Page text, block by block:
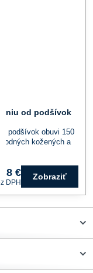
od podšívok
podšívok obuvi 150
kožených a
8 €
DPH
Zobraziť